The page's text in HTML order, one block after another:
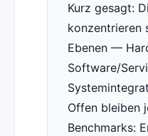
Kurz gesagt:
konzentrieren
Ebenen —
Software/
Offen bleiben
Benchmarks: